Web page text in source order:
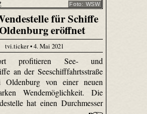
Foto: WSW
für Schiffe
eröffnet
tvi.ticker • 4. Mai 2021
profitieren See- und
an der Seeschifffahrtsstraße
Oldenburg von einer neuen
Wendemöglichkeit. Die
hat einen Durchmesser